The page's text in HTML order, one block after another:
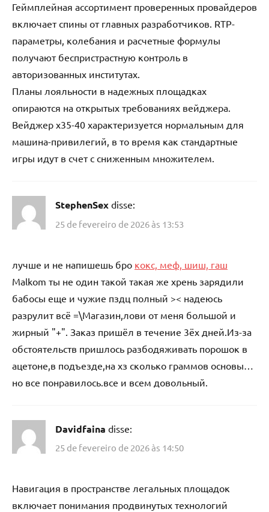
Геймплейная ассортимент проверенных провайдеров
включает спины от главных разработчиков. RTP-
параметры, колебания и расчетные формулы
получают беспристрастную контроль в
авторизованных институтах.
Планы лояльности в надежных площадках
опираются на открытых требованиях вейджера.
Вейджер x35-40 характеризуется нормальным для
машина-привилегий, в то время как стандартные
игры идут в счет с сниженным множителем.
StephenSex disse:
25 de fevereiro de 2026 às 13:53
лучше и не напишешь бро кокс, меф, шиш, гаш
Malkom ты не один такой такая же хрень зарядили
бабосы еще и чужие пздц полный >< надеюсь
разрулит всё =\Магазин,лови от меня большой и
жирный "+". Заказ пришёл в течение 3ёх дней.Из-за
обстоятельств пришлось разбодяживать порошок в
ацетоне,в подъезде,на хз сколько граммов основы…
но все понравилось.все и всем довольный.
Davidfaina disse:
25 de fevereiro de 2026 às 14:50
Навигация в пространстве легальных площадок
включает понимания продвинутых технологий